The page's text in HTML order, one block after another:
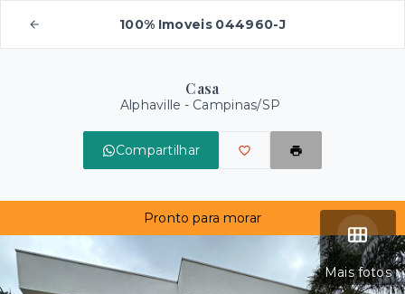
100% Imoveis 044960-J
Casa
Alphaville - Campinas/SP
Compartilhar
Mais fotos
Pronto para morar